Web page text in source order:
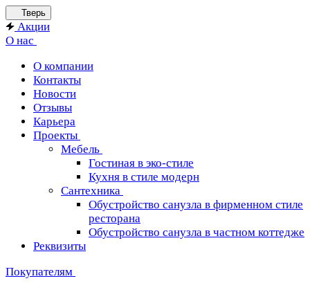
Тверь
Акции
О нас
О компании
Контакты
Новости
Отзывы
Карьера
Проекты
Мебель
Гостиная в эко-стиле
Кухня в стиле модерн
Сантехника
Обустройство санузла в фирменном стиле
ресторана
Обустройство санузла в частном коттедже
Реквизиты
Покупателям